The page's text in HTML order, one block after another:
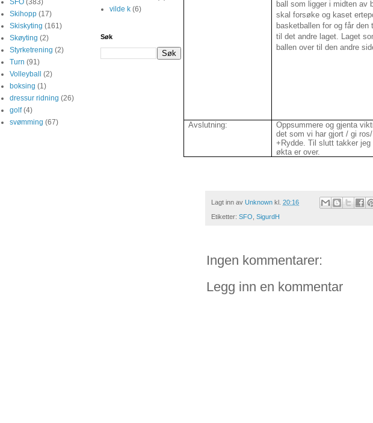
ball som ligger i midten av
skal forsøke og kaset
basketballen for og får den
til det andre laget. Laget
ballen over til den andre
Avslutning:
Oppsummere og gjenta
det som vi har gjort / gi ros/
+Rydde. Til slutt takker jeg
økta er over.
Lagt inn av Unknown kl. 20:16
Etiketter: SFO SigurdH
Ingen kommentarer:
Legg inn en kommentar
SFO (383)
Skihopp (17)
Skiskyting (161)
Skøyting (2)
Styrketrening (2)
Turn (91)
Volleyball
(2)
boksing (1)
dressur ridning (26)
golf (4)
svømming (67)
vilde k (6)
Søk